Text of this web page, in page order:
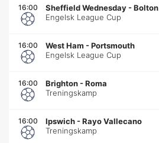
16:00 Sheffield Wednesday -Bolton
Engelsk League Cup
16:00 West Ham -Portsmouth
Engelsk League Cup
16:00 Brighton -Roma
Treningskamp
16:00 Ipswich -Rayo Vallecano
Treningskamp